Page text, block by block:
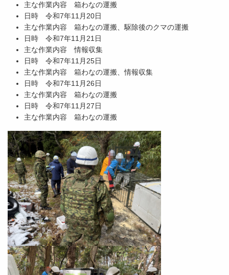
主な作業内容 箱わなの運搬
日時 令和7年11月20日
主な作業内容 箱わなの運搬、駆除後のクマの運搬
日時 令和7年11月21日
主な作業内容 情報収集
日時 令和7年11月25日
主な作業内容 箱わなの運搬、情報収集
日時 令和7年11月26日
主な作業内容 箱わなの運搬
日時 令和7年11月27日
主な作業内容 箱わなの運搬